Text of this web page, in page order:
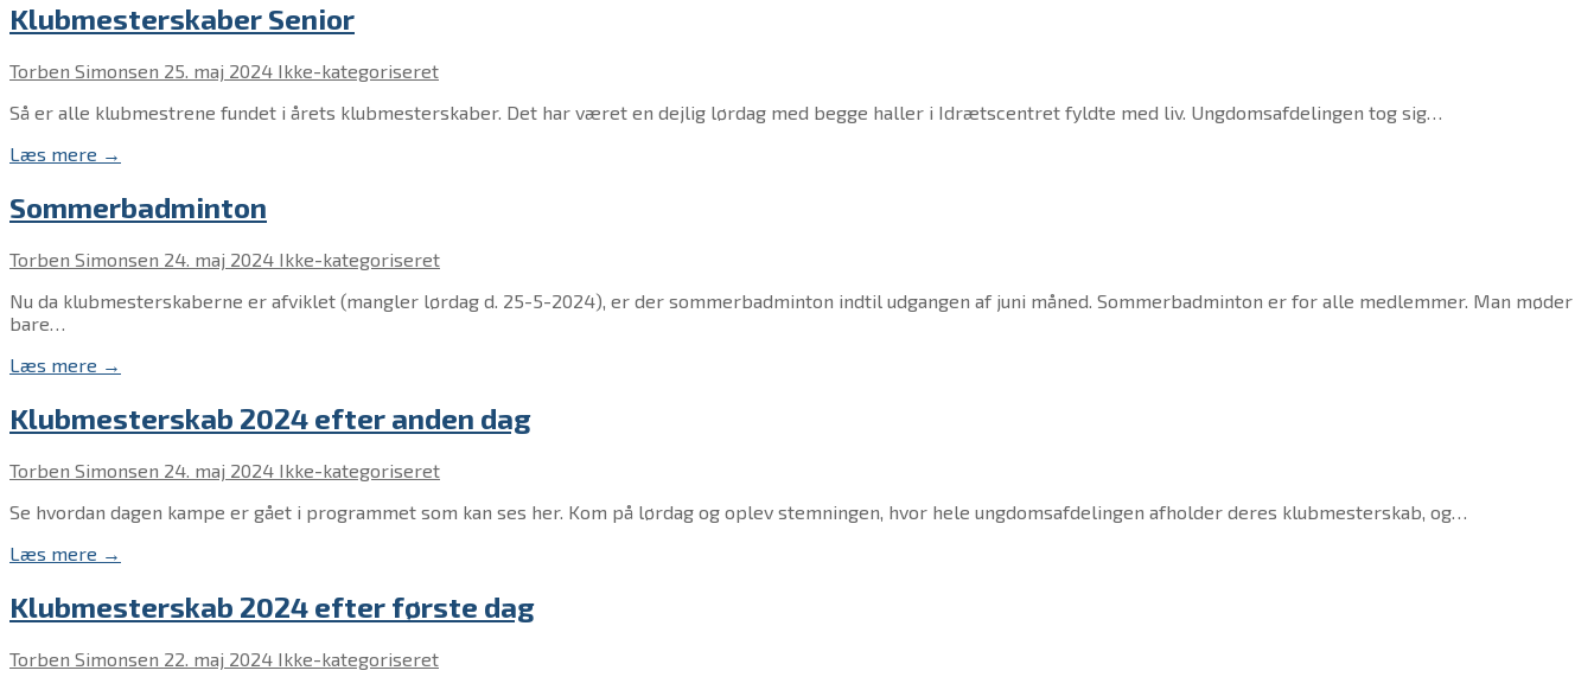
Klubmesterskaber Senior
Torben Simonsen 25. maj 2024 Ikke-kategoriseret
Så er alle klubmestrene fundet i årets klubmesterskaber. Det har været en dejlig lørdag med begge haller i Idrætscentret fyldte med liv. Ungdomsafdelingen tog sig…
Læs mere →
Sommerbadminton
Torben Simonsen 24. maj 2024 Ikke-kategoriseret
Nu da klubmesterskaberne er afviklet (mangler lørdag d. 25-5-2024), er der sommerbadminton indtil udgangen af juni måned. Sommerbadminton er for alle medlemmer. Man møder
bare…
Læs mere →
Klubmesterskab 2024 efter anden dag
Torben Simonsen 24. maj 2024 Ikke-kategoriseret
Se hvordan dagen kampe er gået i programmet som kan ses her. Kom på lørdag og oplev stemningen, hvor hele ungdomsafdelingen afholder deres klubmesterskab, og…
Læs mere →
Klubmesterskab 2024 efter første dag
Torben Simonsen 22. maj 2024 Ikke-kategoriseret